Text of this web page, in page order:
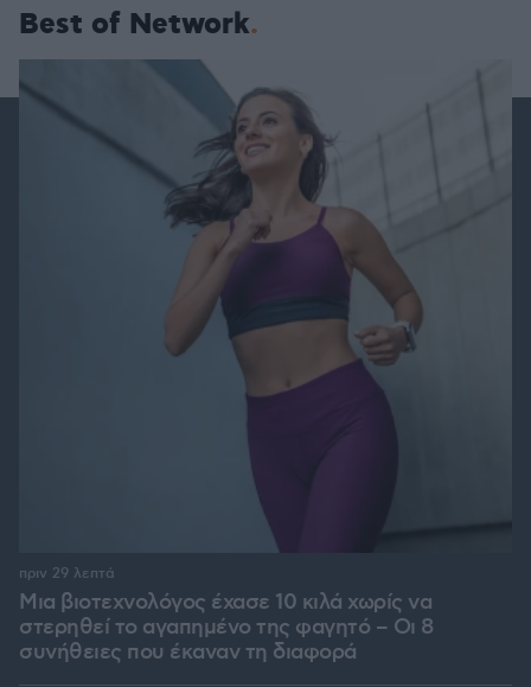
Best of Network
Μια βιοτεχνολόγος έχασε 10 κιλά χωρίς να
στερηθεί το αγαπημένο της φαγητό – Οι 8
συνήθειες που έκαναν τη διαφορά
πριν 29 λεπτά